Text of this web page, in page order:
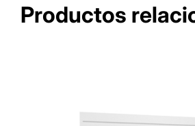
Productos